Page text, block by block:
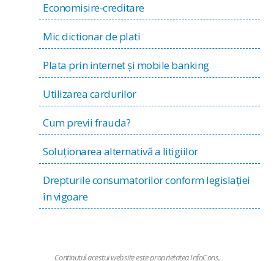
Economisire-creditare
Mic dictionar de plati
Plata prin internet și mobile banking
Utilizarea cardurilor
Cum previi frauda?
Soluţionarea alternativă a litigiilor
Drepturile consumatorilor conform legislaţiei
în vigoare
Conținutul acestui website este proprietateaInfoCons.